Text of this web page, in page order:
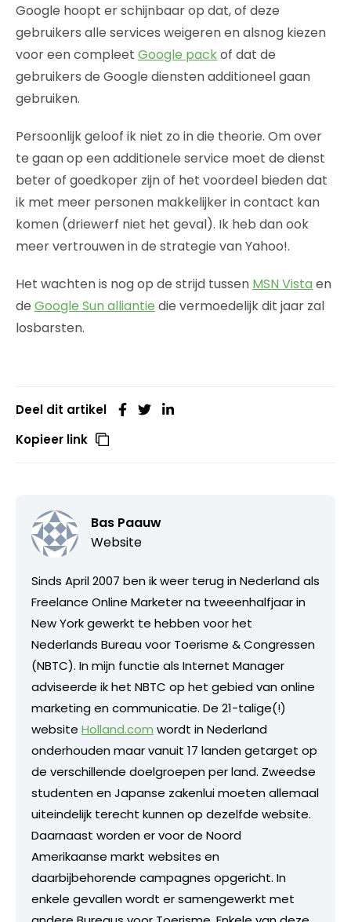
Google hoopt er schijnbaar op dat, of deze
gebruikers alle services weigeren en alsnog kiezen
voor een compleet Google packof dat de
gebruikers de Google diensten additioneel gaan
gebruiken.
Persoonlijk geloof ik niet zo in die theorie. Om over
te gaan op een additionele service moet de dienst
beter of goedkoper zijn of het voordeel bieden dat
ik met meer personen makkelijker in contact kan
komen (driewerf niet het geval). Ik heb dan ook
meer vertrouwen in de strategie van Yahoo!.
Het wachten is nog op de strijd tussen MSN Vista en
de Google Sun alliantie die vermoedelijk dit jaar zal
losbarsten.
Deel dit artikel
Kopieer link
Bas Paauw
Website
Sinds April 2007 ben ik weer terug in Nederland als
Freelance Online Marketer na tweeenhalfjaar in
New York gewerkt te hebben voor het
Nederlands Bureau voor Toerisme & Congressen
(NBTC). In mijn functie als Internet Manager
adviseerde ik het NBTC op het gebied van online
marketing en communicatie. De 21-talige(!)
website Holland.com wordt in Nederland
onderhouden maar vanuit 17 landen getarget op
de verschillende doelgroepen per land. Zweedse
studenten en Japanse zakenlui moeten allemaal
uiteindelijk terecht kunnen op dezelfde website.
Daarnaast worden er voor de Noord
Amerikaanse markt websites en
daarbijbehorende campagnes opgericht. In
enkele gevallen wordt er samengewerkt met